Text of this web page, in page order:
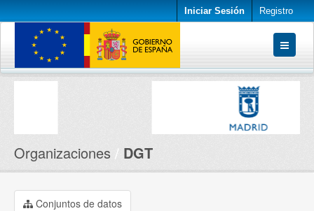
Iniciar Sesión Registro
Conjuntos de datos
Organizaciones DGT
Conjuntos de datos